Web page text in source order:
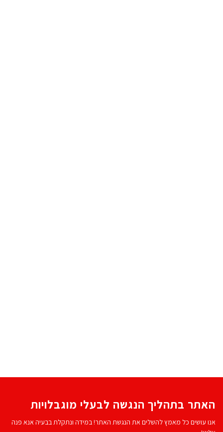
האתר בתהליך הנגשה לבעלי מוגבלויות
אנו עושים כל מאמץ להשלים את הנגשת האתר! במידה ונתקלת בבעיה אנא פנה